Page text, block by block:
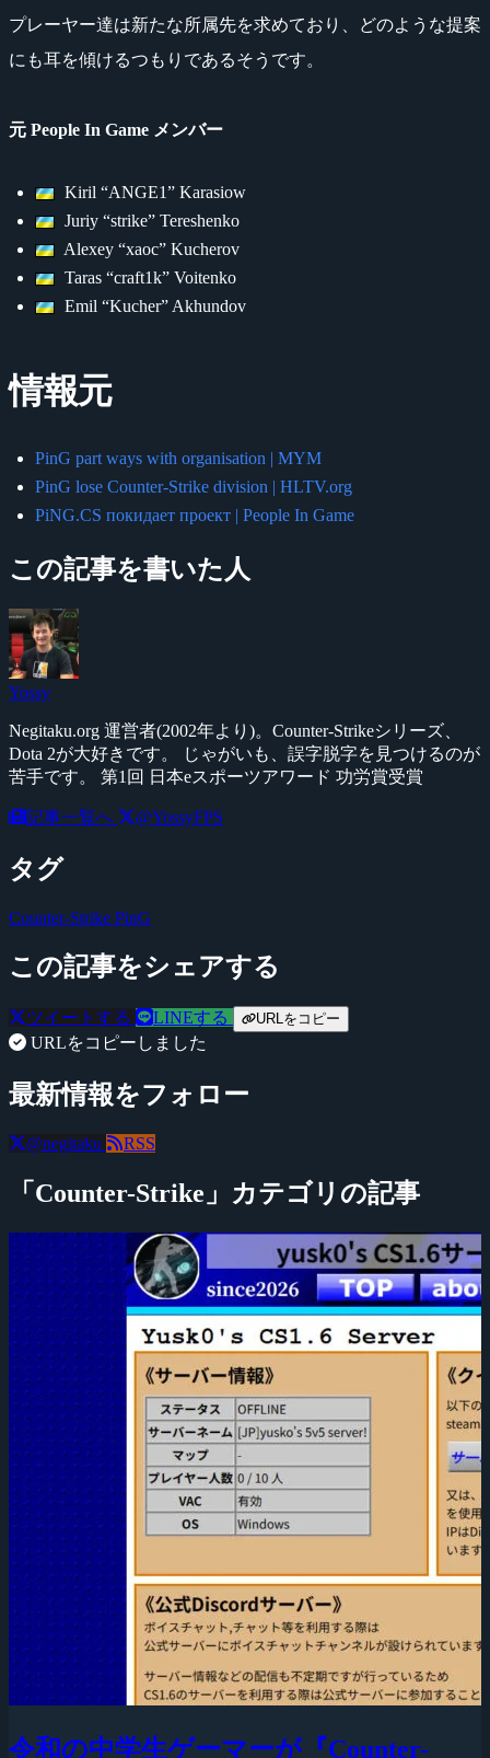
プレーヤー達は新たな所属先を求めており、どのような提案
にも耳を傾けるつもりであるそうです。
元 People In Game メンバー
Kiril “ANGE1” Karasiow
Juriy “strike” Tereshenko
Alexey “xaoc” Kucherov
Taras “craft1k” Voitenko
Emil “Kucher” Akhundov
情報元
PinG part ways with organisation | MYM
PinG lose Counter-Strike division | HLTV.org
PiNG.CS покидает проект | People In Game
この記事を書いた人
Yossy
Negitaku.org 運営者(2002年より)。Counter-Strikeシリーズ、
Dota 2が大好きです。 じゃがいも、誤字脱字を見つけるのが
苦手です。 第1回 日本eスポーツアワード 功労賞受賞
記事一覧へ @YossyFPS
タグ
Counter-Strike PinG
この記事をシェアする
ツイートする LINEする URLをコピー
URLをコピーしました
最新情報をフォロー
@negitaku RSS
「Counter-Strike」カテゴリの記事
令和の中学生ゲーマーが『Counter-